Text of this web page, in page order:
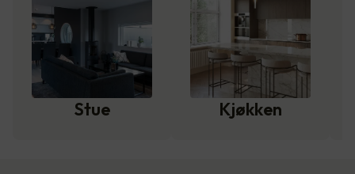
Stue Kjøkken